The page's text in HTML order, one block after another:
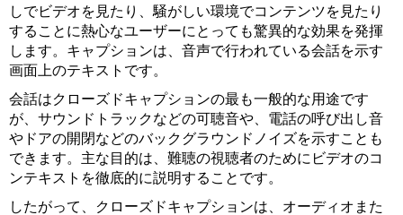
しでビデオを見たり、騒がしい環境でコンテンツを見たり
することに熱心なユーザーにとっても驚異的な効果を発揮
します。キャプションは、音声で行われている会話を示す
画面上のテキストです。
会話はクローズドキャプションの最も一般的な用途です
が、サウンドトラックなどの可聴音や、電話の呼び出し音
やドアの開閉などのバックグラウンドノイズを示すことも
できます。主な目的は、難聴の視聴者のためにビデオのコ
ンテキストを徹底的に説明することです。
したがって、クローズドキャプションは、オーディオまた